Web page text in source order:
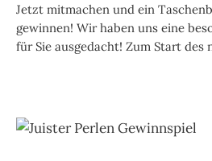
Jetzt mitmachen und ein
gewinnen! Wir haben uns eine
für Sie ausgedacht! Zum Start des